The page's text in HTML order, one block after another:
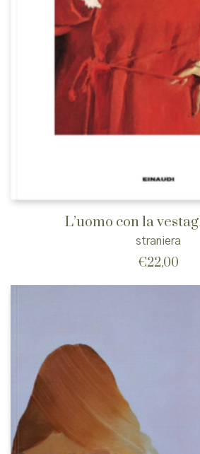
L’uomo con la
straniera
€22,00